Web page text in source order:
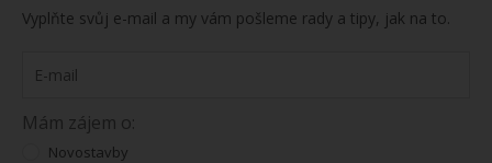
Vyplňte svůj e-mail a my vám pošleme rady a tipy, jak na to.
Mám zájem o:
Novostavby